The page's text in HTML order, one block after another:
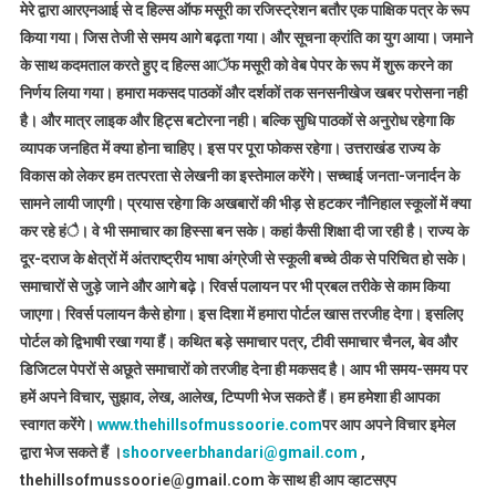
मेरे द्वारा आरएनआई से द हिल्स ऑफ मसूरी का रजिस्ट्रेशन बतौर एक पाक्षिक पत्र के रूप
किया गया। जिस तेजी से समय आगे बढ़ता गया। और सूचना क्रांति का युग आया। जमाने
के साथ कदमताल करते हुए द हिल्स आॅफ मसूरी को वेब पेपर के रूप में शुरू करने का
निर्णय लिया गया। हमारा मकसद पाठकों और दर्शकों तक सनसनीखेज खबर परोसना नही
है। और मात्र लाइक और हिट्स बटोरना नही। बल्कि सुधि पाठकों से अनुरोध रहेगा कि
व्यापक जनहित में क्या होना चाहिए। इस पर पूरा फोकस रहेगा। उत्तराखंड राज्य के
विकास को लेकर हम तत्परता से लेखनी का इस्तेमाल करेंगे। सच्चाई जनता-जनार्दन के
सामने लायी जाएगी। प्रयास रहेगा कि अखबारों की भीड़ से हटकर नौनिहाल स्कूलों में क्या
कर रहे हंै। वे भी समाचार का हिस्सा बन सके। कहां कैसी शिक्षा दी जा रही है। राज्य के
दूर-दराज के क्षेत्रों में अंतराष्ट्रीय भाषा अंग्रेजी से स्कूली बच्चे ठीक से परिचित हो सके।
समाचारों से जुड़े जाने और आगे बढ़े। रिवर्स पलायन पर भी प्रबल तरीके से काम किया
जाएगा। रिवर्स पलायन कैसे होगा। इस दिशा में हमारा पोर्टल खास तरजीह देगा। इसलिए
पोर्टल को द्विभाषी रखा गया हैं। कथित बड़े समाचार पत्र, टीवी समाचार चैनल, बेव और
डिजिटल पेपरों से अछूते समाचारों को तरजीह देना ही मकसद है। आप भी समय-समय पर
हमें अपने विचार, सुझाव, लेख, आलेख, टिप्पणी भेज सकते हैं। हम हमेशा ही आपका
स्वागत करेंगे। www.thehillsofmussoorie.comपर आप अपने विचार इमेल
द्वारा भेज सकते हैं ।shoorveerbhandari@gmail.com ,
thehillsofmussoorie@gmail.com के साथ ही आप व्हाटसएप